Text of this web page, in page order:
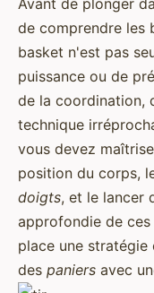
Avant de plonger
de comprendre les
basket n'est pas
puissance ou de
de la coordination,
technique
vous devez
position du corps,
doigts, et le lancer
approfondie de
place une
des paniers avec